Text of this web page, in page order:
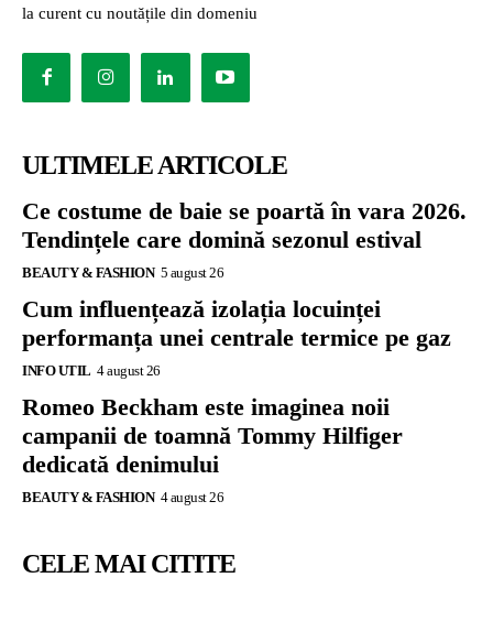
la curent cu noutățile din domeniu
ULTIMELE ARTICOLE
Ce costume de baie se poartă în vara 2026.
Tendințele care domină sezonul estival
BEAUTY & FASHION 5 august 26
Cum influențează izolația locuinței
performanța unei centrale termice pe gaz
INFO UTIL 4 august 26
Romeo Beckham este imaginea noii
campanii de toamnă Tommy Hilfiger
dedicată denimului
BEAUTY & FASHION 4 august 26
CELE MAI CITITE